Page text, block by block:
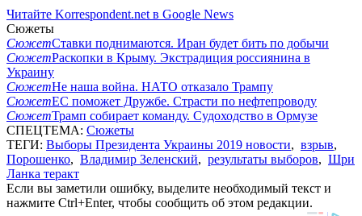
Читайте Korrespondent.net в Google News
Сюжеты
СюжетСтавки поднимаются. Иран будет бить по добычи
СюжетРаскопки в Крыму. Экстрадиция россиянина в
Украину
СюжетНе наша война. НАТО отказало Трампу
СюжетЕС поможет Дружбе. Страсти по нефтепроводу
СюжетТрамп собирает команду. Судоходство в Ормузе
СПЕЦТЕМА: Сюжеты
ТЕГИ: Выборы Президента Украины 2019 новости, взрыв,
Порошенко, Владимир Зеленский, результаты выборов, Шри
Ланка теракт
Если вы заметили ошибку, выделите необходимый текст и
нажмите Ctrl+Enter, чтобы сообщить об этом редакции.